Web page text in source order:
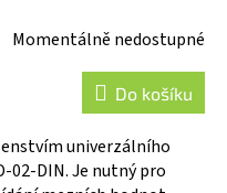
Momentálně nedostupné
Do košíku
univerzálního
02-DIN. Je nutný pro